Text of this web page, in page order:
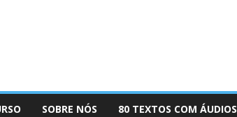
SOBRE NÓS 80 TEXTOS COM ÁUDIOS